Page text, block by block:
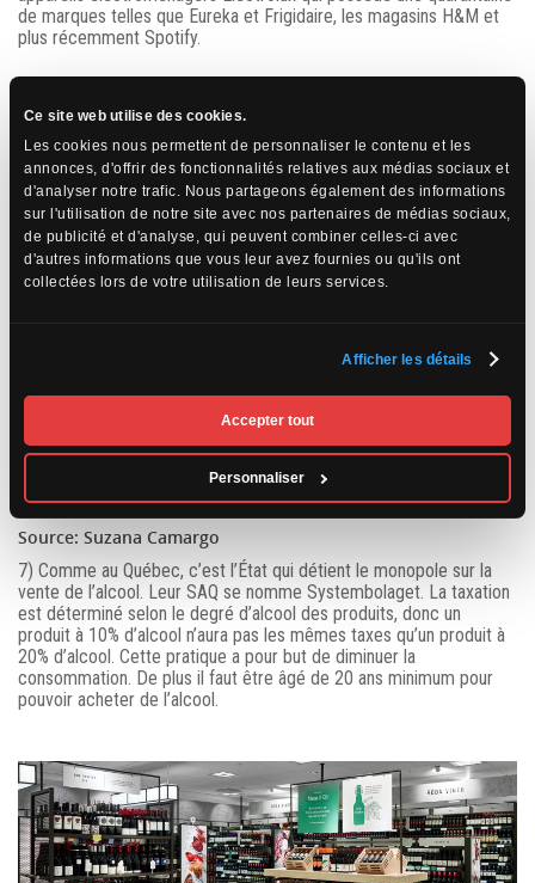
Ce site web utilise des cookies.
Les cookies nous permettent de personnaliser le contenu et les
annonces, d'offrir des fonctionnalités relatives aux médias sociaux et
d'analyser notre trafic. Nous partageons également des informations
sur l'utilisation de notre site avec nos partenaires de médias sociaux,
de publicité et d'analyse, qui peuvent combiner celles-ci avec
d'autres informations que vous leur avez fournies ou qu'ils ont
collectées lors de votre utilisation de leurs services.
Afficher les détails
Accepter tout
Personnaliser
de marques telles que Eureka et Frigidaire, les magasins H&M et
plus récemment Spotify.
encore utilisé pour ses fonctions d’origine. Il a une superficie totale
Versailles.
Source: Suzana Camargo
7) Comme au Québec, c’est l’État qui détient le monopole sur la
vente de l’alcool. Leur SAQ se nomme Systembolaget. La taxation
est déterminé selon le degré d’alcool des produits, donc un
produit à 10% d’alcool n’aura pas les mêmes taxes qu’un produit à
20% d’alcool. Cette pratique a pour but de diminuer la
consommation. De plus il faut être âgé de 20 ans minimum pour
pouvoir acheter de l’alcool.